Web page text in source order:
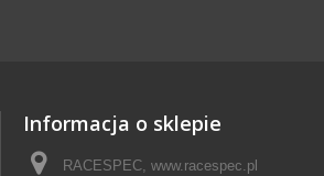
Informacja o sklepie
RACESPEC, www.racespec.pl